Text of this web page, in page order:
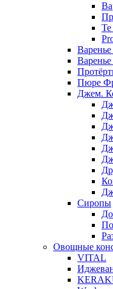
Варенье
Пюре
Джем.
Сиропы
Овощные
VITAL